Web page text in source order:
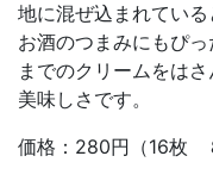
地に混ぜ込まれている
お酒のつまみにもぴ
までのクリームをは
美味しさです。
価格：280円（16枚